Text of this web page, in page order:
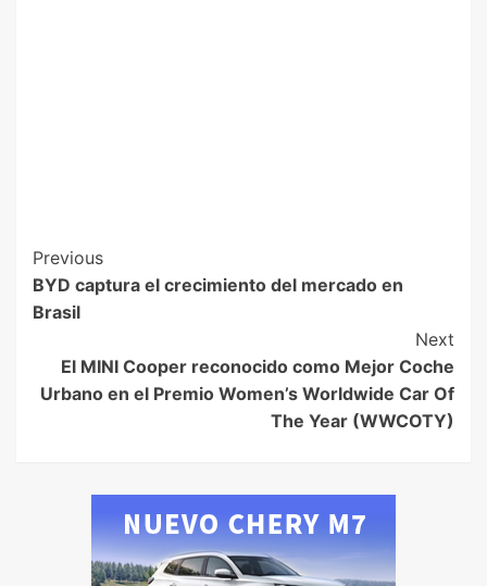
Previous
BYD captura el crecimiento del mercado en
Brasil
Next
El MINI Cooper reconocido como Mejor Coche
Urbano en el Premio Women’s Worldwide Car Of
The Year (WWCOTY)